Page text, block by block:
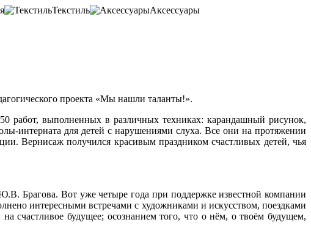
Текстиль Аксессуары
проекта «Мы нашли таланты!».
работ, выполненных в различных техниках: карандашный рисунок,
интерната для детей с нарушениями слуха. Все они на протяжении
Вернисаж получился красивым праздником счастливых детей, чья
Брагова. Вот уже четыре года при поддержке известной компании
интересными встречами с художниками и искусством, поездками
счастливое будущее; осознанием того, что о нём, о твоём будущем,